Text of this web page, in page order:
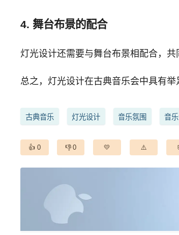
4. 舞台布景的配合
灯光设计还需要与舞台布景相配合，
总之，灯光设计在古典音乐会中具有
古典音乐 灯光设计 音乐氛围 音
0 0